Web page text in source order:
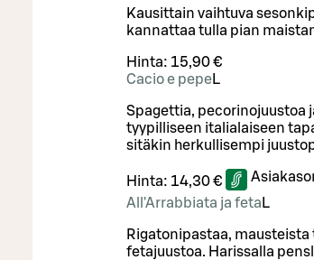
Kausittain vaihtuva
kannattaa tulla pian
Hinta: 15,90 €
Cacio e pepeL
Spagettia, pecorinojuustoa
tyypilliseen italialaiseen
sitäkin herkullisempi
Hinta: 14,30 €
All'Arrabbiata ja feta L
Rigatonipastaa,
fetajuustoa. Harissalla